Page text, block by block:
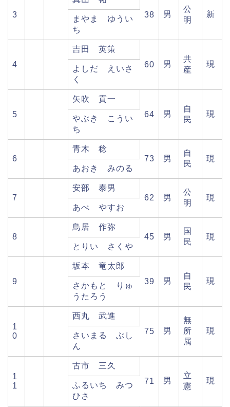
3
38
男
公
明
新
まやま ゆうい
ち
4
吉田 英策
60
男
共
産
現
よしだ えいさ
く
5
矢吹 貢一
64
男
自
民
現
やぶき こうい
ち
6
青木 稔
73
男
自
民
現
あおき みのる
7
安部 泰男
62
男
公
明
現
あべ やすお
8
鳥居 作弥
45
男
国
民
現
とりい さくや
9
坂本 竜太郎
39
男
自
民
現
さかもと りゅ
うたろう
1
0
西丸 武進
75
男
無
所
属
現
さいまる ぶし
ん
1
1
古市 三久
71
男
立
憲
現
ふるいち みつ
ひさ